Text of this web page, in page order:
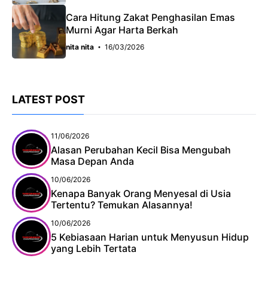
Cara Hitung Zakat Penghasilan Emas
Murni Agar Harta Berkah
nita nita 16/03/2026
LATEST POST
11/06/2026
Alasan Perubahan Kecil Bisa Mengubah
Masa Depan Anda
10/06/2026
Kenapa Banyak Orang Menyesal di Usia
Tertentu? Temukan Alasannya!
10/06/2026
5 Kebiasaan Harian untuk Menyusun Hidup
yang Lebih Tertata